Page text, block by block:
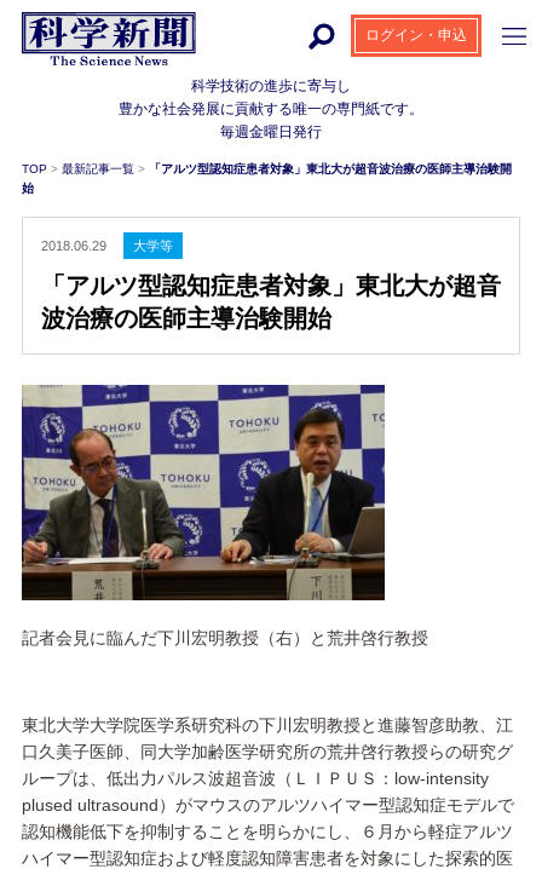
科学技術の進歩に寄与し
豊かな社会発展に貢献する唯一の専門紙です。
毎週金曜日発行
ログイン・申込
TOP > 最新記事一覧 >
「アルツ型認知症患者対象」東北大が超音波治療の医師主導治験開
始
2018.06.29 大学等
「アルツ型認知症患者対象」東北大が超音
波治療の医師主導治験開始
記者会見に臨んだ下川宏明教授（右）と荒井啓行教授
東北大学大学院医学系研究科の下川宏明教授と進藤智彦助教、江
口久美子医師、同大学加齢医学研究所の荒井啓行教授らの研究グ
ループは、低出力パルス波超音波（ＬＩＰＵＳ：low-intensity
plused ultrasound）がマウスのアルツハイマー型認知症モデルで
認知機能低下を抑制することを明らかにし、６月から軽症アルツ
ハイマー型認知症および軽度認知障害患者を対象にした探索的医